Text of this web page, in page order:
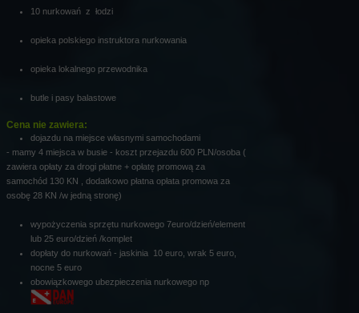
10 nurkowań z łodzi
opieka polskiego instruktora nurkowania
opieka lokalnego przewodnika
butle i pasy balastowe
Cena nie zawiera:
dojazdu na miejsce własnymi samochodami
- mamy 4 miejsca w busie - koszt przejazdu 600 PLN/osoba (
zawiera opłaty za drogi płatne + opłatę promową za
samochód 130 KN , dodatkowo płatna opłata promowa za
osobę 28 KN /w jedną stronę)
wypożyczenia sprzętu nurkowego 7euro/dzień/element
lub 25 euro/dzień /komplet
dopłaty do nurkowań - jaskinia 10 euro, wrak 5 euro,
nocne 5 euro
obowiązkowego ubezpieczenia nurkowego np